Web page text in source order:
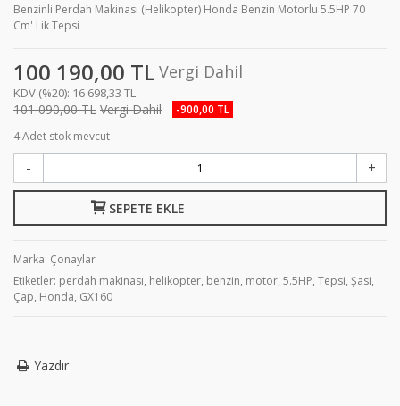
Benzinli Perdah Makinası (Helikopter) Honda Benzin Motorlu 5.5HP 70
Cm' Lik Tepsi
100 190,00 TL Vergi Dahil
KDV (%20): 16 698,33 TL
101 090,00 TL Vergi Dahil
-900,00 TL
4Adet stok mevcut
- +
SEPETE EKLE
Marka: Çonaylar
Etiketler: perdah makinası, helikopter, benzin, motor, 5.5HP, Tepsi, Şasi,
Çap, Honda, GX160
Yazdır